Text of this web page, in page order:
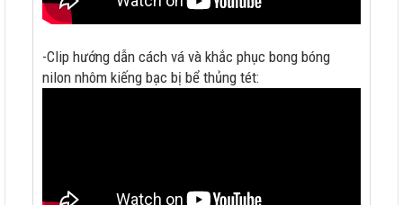
-Clip hướng dẫn cách vá và khắc phục bong bóng
nilon nhôm kiếng bạc bị bể thủng tét: